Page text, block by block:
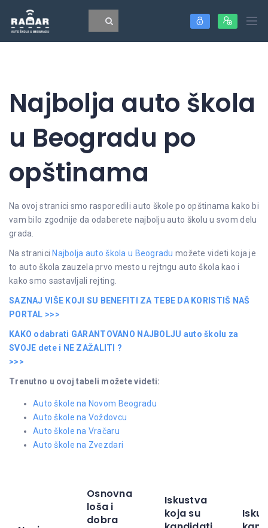
Najbolja auto škola
u Beogradu po
opštinama
Na ovoj stranici smo rasporedili auto škole po opštinama kako bi
vam bilo zgodnije da odaberete najbolju auto školu u svom delu
grada.
Na stranici Najbolja auto škola u Beogradu možete videti koja je
to auto škola zauzela prvo mesto u rejtngu auto škola kao i
kako smo sastavljali rejting.
SAZNAJ VIŠE KOJI SU BENEFITI ZA TEBE DA KORISTIŠ NAŠ
PORTAL >>>
KAKO odabrati GARANTOVANO NAJBOLJU auto školu za
SVOJE dete i NE ZAŽALITI ?
>>>
Trenutno u ovoj tabeli možete videti:
Auto škole na Novom Beogradu
Auto škole na Voždovcu
Auto škole na Vračaru
Auto škole na Zvezdari
Osnovna
loša i
dobra
Iskustva
koja su